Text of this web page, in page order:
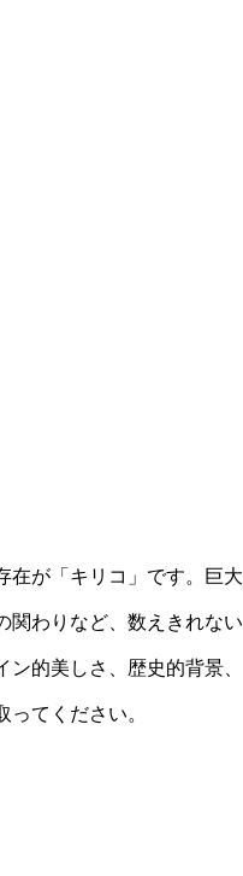
在が「キリコ」です。巨大
関わりなど、数えきれない
的美しさ、歴史的背景、
てください。